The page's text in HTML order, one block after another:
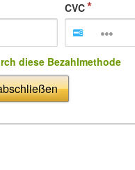
CVC
diese Bezahlmethode